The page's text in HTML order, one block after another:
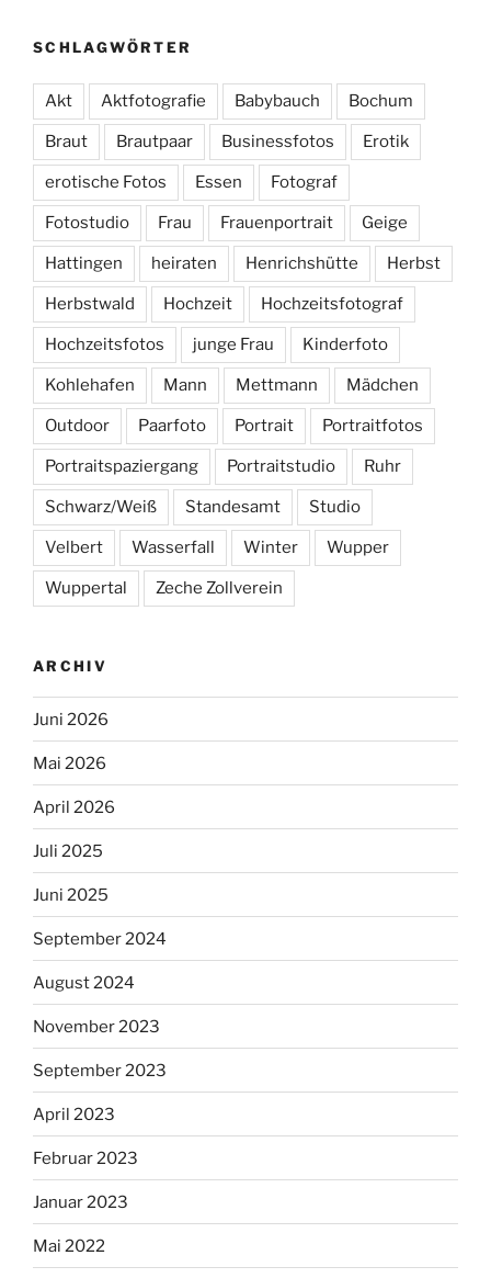
SCHLAGWÖRTER
Akt Aktfotografie Babybauch Bochum
Braut Brautpaar Businessfotos Erotik
erotische Fotos Essen Fotograf
Fotostudio Frau Frauenportrait Geige
Hattingen heiraten Henrichshütte Herbst
Herbstwald Hochzeit Hochzeitsfotograf
Hochzeitsfotos junge Frau Kinderfoto
Kohlehafen Mann Mettmann Mädchen
Outdoor Paarfoto Portrait Portraitfotos
Portraitspaziergang Portraitstudio Ruhr
Schwarz/Weiß Standesamt Studio
Velbert Wasserfall Winter Wupper
Wuppertal Zeche Zollverein
ARCHIV
Juni 2026
Mai 2026
April 2026
Juli 2025
Juni 2025
September 2024
August 2024
November 2023
September 2023
April 2023
Februar 2023
Januar 2023
Mai 2022